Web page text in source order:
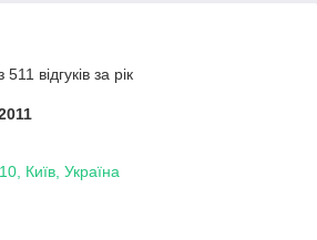
відгуків за рік
Київ, Україна